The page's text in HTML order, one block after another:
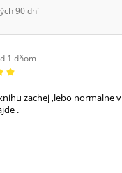
90 dní
1 dňom
zachej ,lebo normalne v
.